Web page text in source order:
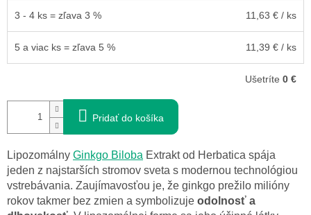
3 - 4 ks = zľava 3 % 11,63 € / ks
5 a viac ks = zľava 5 % 11,39 € / ks
Ušetríte 0 €
Pridať do košíka
Lipozomálny Ginkgo Biloba Extrakt od Herbatica spája
jeden z najstarších stromov sveta s modernou technológiou
vstrebávania. Zaujímavosťou je, že ginkgo prežilo milióny
rokov takmer bez zmien a symbolizuje odolnosť a